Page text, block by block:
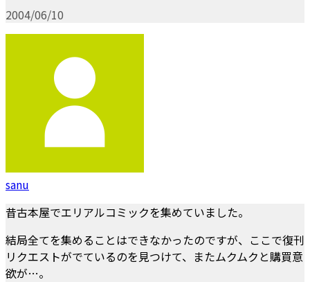
2004/06/10
sanu
昔古本屋でエリアルコミックを集めていました。
結局全てを集めることはできなかったのですが、ここで復刊
リクエストがでているのを見つけて、またムクムクと購買意
欲が…。